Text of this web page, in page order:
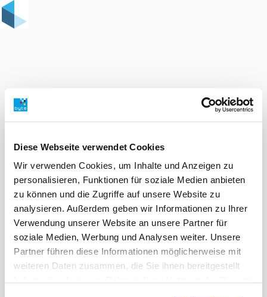
Diese Webseite verwendet Cookies
Wir verwenden Cookies, um Inhalte und Anzeigen zu
personalisieren, Funktionen für soziale Medien anbieten
zu können und die Zugriffe auf unsere Website zu
analysieren. Außerdem geben wir Informationen zu Ihrer
Verwendung unserer Website an unsere Partner für
soziale Medien, Werbung und Analysen weiter. Unsere
Partner führen diese Informationen möglicherweise mit
weiteren Daten zusammen, die Sie ihnen bereitgestellt